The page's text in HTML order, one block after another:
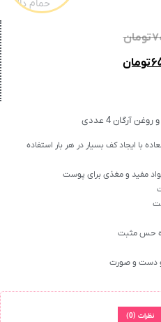
تومان
تومان
آرگان 4 عددی
با ایجاد کف بسیار در هر بار استفاده
مفید و مغذی برای پوست
حس مثبت
و دست و صورت
نظرات (0)